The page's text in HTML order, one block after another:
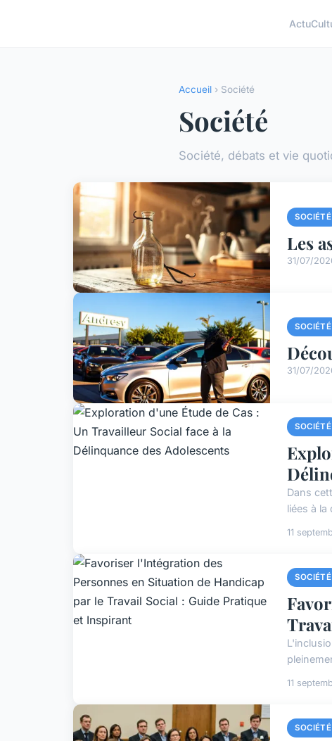
Actu
Accueil › Société
Société
Société, débats et vie
SOCIÉTÉ
Les
31/07/
SOCIÉTÉ
31/07/
SOCIÉTÉ
Dans
liées à
11
SOCIÉTÉ
11
SOCIÉTÉ